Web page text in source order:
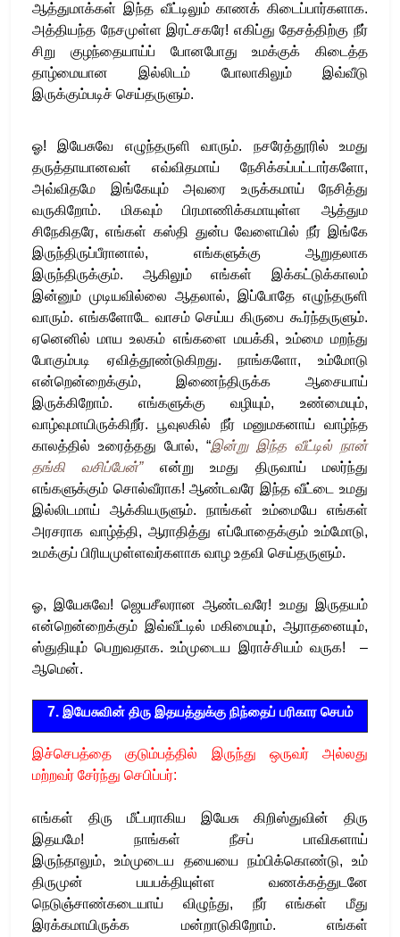
ஆத்துமாக்கள் இந்த வீட்டிலும் காணக் கிடைப்பார்களாக.
அத்தியந்த நேசமுள்ள இரட்சகரே! எகிப்து தேசத்திற்கு நீர்
சிறு குழந்தையாய்ப் போனபோது உமக்குக் கிடைத்த
தாழ்மையான இல்லிடம் போலாகிலும் இவ்வீடு
இருக்கும்படிச் செய்தருளும்.
ஓ! இயேசுவே எழுந்தருளி வாரும். நசரேத்தூரில் உமது
தருத்தாயானவள் எவ்விதமாய் நேசிக்கப்பட்டார்களோ,
அவ்விதமே இங்கேயும் அவரை உருக்கமாய் நேசித்து
வருகிறோம். மிகவும் பிரமாணிக்கமாயுள்ள ஆத்தும
சிநேகிதரே, எங்கள் கஸ்தி துன்ப வேளையில் நீர் இங்கே
இருந்திருப்பீரானால், எங்களுக்கு ஆறுதலாக
இருந்திருக்கும். ஆகிலும் எங்கள் இக்கட்டுக்காலம்
இன்னும் முடியவில்லை ஆதலால், இப்போதே எழுந்தருளி
வாரும். எங்களோடே வாசம் செய்ய கிருபை கூர்ந்தருளும்.
ஏனெனில் மாய உலகம் எங்களை மயக்கி, உம்மை மறந்து
போகும்படி ஏவித்தூண்டுகிறது. நாங்களோ, உம்மோடு
என்றென்றைக்கும், இணைந்திருக்க ஆசையாய்
இருக்கிறோம். எங்களுக்கு வழியும், உண்மையும்,
வாழ்வுமாயிருக்கிறீர். பூவுலகில் நீர் மனுமகனாய் வாழ்ந்த
காலத்தில் உரைத்தது போல், “இன்று இந்த வீட்டில் நான்
தங்கி வசிப்பேன்”என்று உமது திருவாய் மலர்ந்து
எங்களுக்கும் சொல்வீராக! ஆண்டவரே இந்த வீட்டை உமது
இல்லிடமாய் ஆக்கியருளும். நாங்கள் உம்மையே எங்கள்
அரசராக வாழ்த்தி, ஆராதித்து எப்போதைக்கும் உம்மோடு,
உமக்குப் பிரியமுள்ளவர்களாக வாழ உதவி செய்தருளும்.
ஓ, இயேசுவே! ஜெயசீலரான ஆண்டவரே! உமது இருதயம்
என்றென்றைக்கும் இவ்வீட்டில் மகிமையும், ஆராதனையும்,
ஸ்துதியும் பெறுவதாக. உம்முடைய இராச்சியம் வருக! –
ஆமென்.
7. இயேசுவின் திரு இதயத்துக்கு நிந்தைப் பரிகார செபம்
இச்செபத்தைகுடும்பத்தில் இருந்து ஒருவர் அல்லது
மற்றவர் சேர்ந்து செபிப்பர்:
எங்கள் திரு மீட்பராகிய இயேசு கிறிஸ்துவின் திரு
இதயமே! நாங்கள் நீசப் பாவிகளாய்
இருந்தாலும், உம்முடைய தயையை நம்பிக்கொண்டு, உம்
திருமுன் பயபக்தியுள்ள வணக்கத்துடனே
நெடுஞ்சாண்கடையாய் விழுந்து, நீர் எங்கள் மீது
இரக்கமாயிருக்க மன்றாடுகிறோம். எங்கள்